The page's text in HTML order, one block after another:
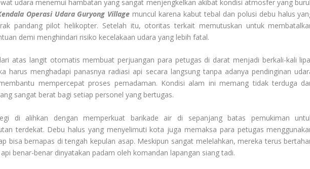
udara menemui hambatan yang sangat menjengkelkan akibat kondisi atmosfer yang
Operasi Udara Guryong Village muncul karena kabut tebal dan polusi debu halus
pandang pilot helikopter. Setelah itu, otoritas terkait memutuskan untuk
demi menghindari risiko kecelakaan udara yang lebih fatal.
atas langit otomatis membuat perjuangan para petugas di darat menjadi berkali-kali
harus menghadapi panasnya radiasi api secara langsung tanpa adanya pendinginan
mempercepat proses pemadaman. Kondisi alam ini memang tidak terduga
sangat berat bagi setiap personel yang bertugas.
di alihkan dengan memperkuat barikade air di sepanjang batas pemukiman
terdekat. Debu halus yang menyelimuti kota juga memaksa para petugas
bisa bernapas di tengah kepulan asap. Meskipun sangat melelahkan, mereka terus
benar-benar dinyatakan padam oleh komandan lapangan siang tadi.